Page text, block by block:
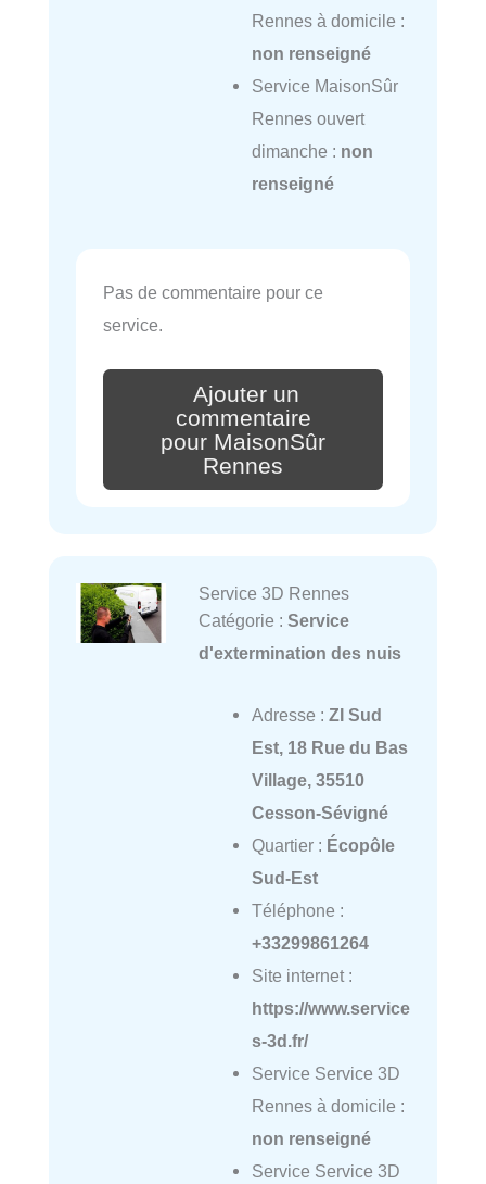
Rennes à domicile :
non renseigné
Service MaisonSûr
Rennes ouvert
dimanche : non
renseigné
Pas de commentaire pour ce
service.
Ajouter un
commentaire
pour MaisonSûr
Rennes
Service 3D Rennes
Catégorie : Service
d'extermination des nuis
Adresse : ZI Sud
Est, 18 Rue du Bas
Village, 35510
Cesson-Sévigné
Quartier : Écopôle
Sud-Est
Téléphone :
+33299861264
Site internet :
https://www.service
s-3d.fr/
Service Service 3D
Rennes à domicile :
non renseigné
Service Service 3D